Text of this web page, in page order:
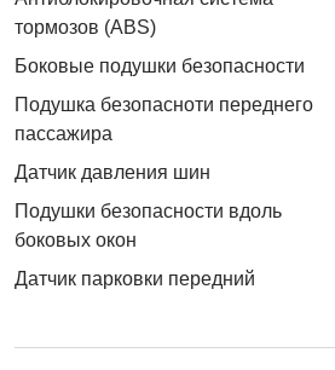
тормозов (ABS)
Боковые подушки безопасности
Подушка безопасноти переднего
пассажира
Датчик давления шин
Подушки безопасности вдоль
боковых окон
Датчик парковки передний